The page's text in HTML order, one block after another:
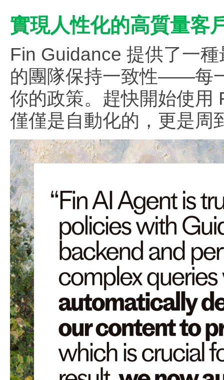
實現人性化的高質量客
Fin Guidance 提供了一
的團隊保持一致性——每
你的政策。趕快開始使用
僅僅是自動化的，更是周